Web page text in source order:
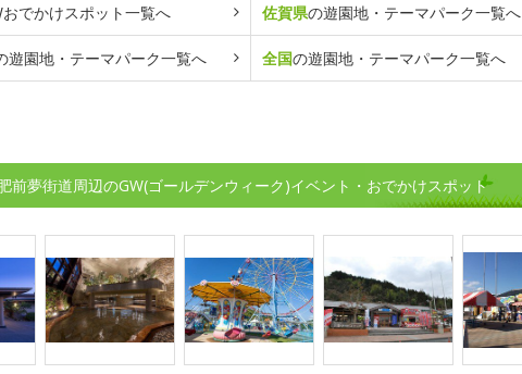
おでかけスポット一覧へ 佐賀県の遊園地・テーマパーク一覧へ
遊園地・テーマパーク一覧へ 全国の遊園地・テーマパーク一覧へ
前夢街道周辺のGW(ゴールデンウィーク)イベント・おでかけスポット